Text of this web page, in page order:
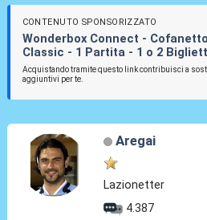
CONTENUTO SPONSORIZZATO
Wonderbox Connect -
Classic - 1 Partita - 1 o 2
Acquistando tramite questo link contribuisci a
aggiuntivi per te.
Aregai
Lazionetter
4.387